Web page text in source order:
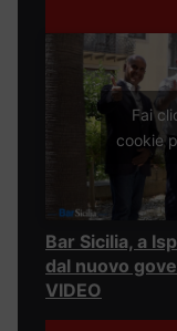
Fai
cookie
Bar Sicilia, a
dal nuovo
VIDEO